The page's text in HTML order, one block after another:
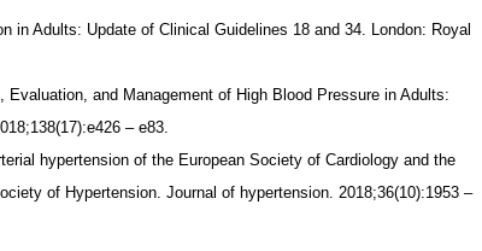
in Adults: Update of Clinical Guidelines 18 and 34. London: Royal
and Management of High Blood Pressure in Adults:
– e83.
hypertension of the European Society of Cardiology and the
of Hypertension. Journal of hypertension. 2018;36(10):1953 –